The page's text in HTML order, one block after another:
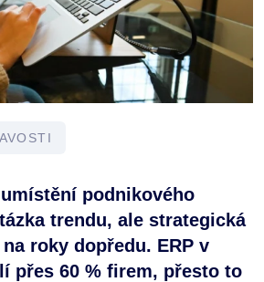
podnikového
trendu, ale strategická
roky dopředu. ERP v
přes 60 % firem, přesto to